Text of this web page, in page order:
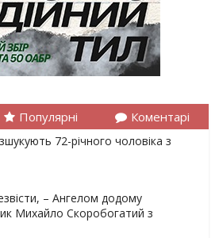
Популярні Коментарі
72-річного чоловіка з
– Ангелом додому
Михайло Скоробогатий з